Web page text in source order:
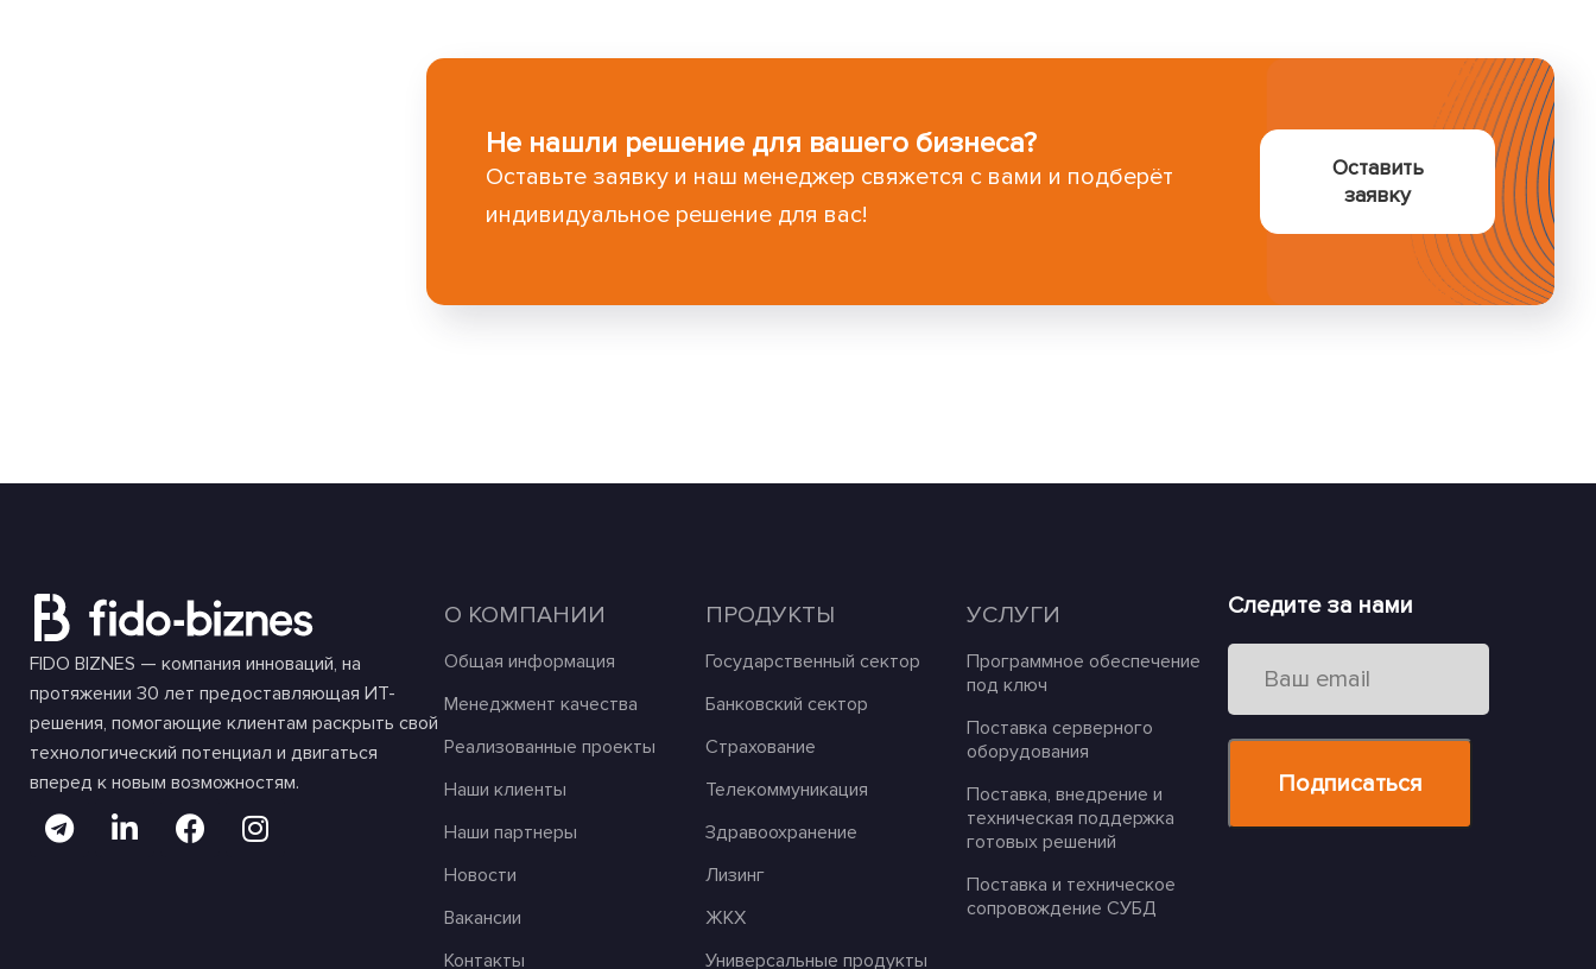
Не нашли решение для вашего бизнеса?
Оставьте заявку и наш менеджер свяжется с вами и подберёт
индивидуальное решение для вас!
Оставить
заявку
FIDO BIZNES — компания инноваций, на
протяжении 30 лет предоставляющая ИТ-
решения, помогающие клиентам раскрыть свой
технологический потенциал и двигаться
вперед к новым возможностям.
О КОМПАНИИ
Общая информация
Менеджмент качества
Реализованные проекты
Наши клиенты
Наши партнеры
Новости
Вакансии
Контакты
ПРОДУКТЫ
Государственный сектор
Банковский сектор
Страхование
Телекоммуникация
Здравоохранение
Лизинг
ЖКХ
Универсальные продукты
УСЛУГИ
Программное обеспечение
под ключ
Поставка серверного
оборудования
Поставка, внедрение и
техническая поддержка
готовых решений
Поставка и техническое
сопровождение СУБД
Следите за нами